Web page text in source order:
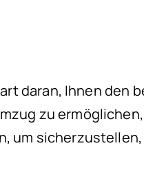
daran, Ihnen den
zu
um